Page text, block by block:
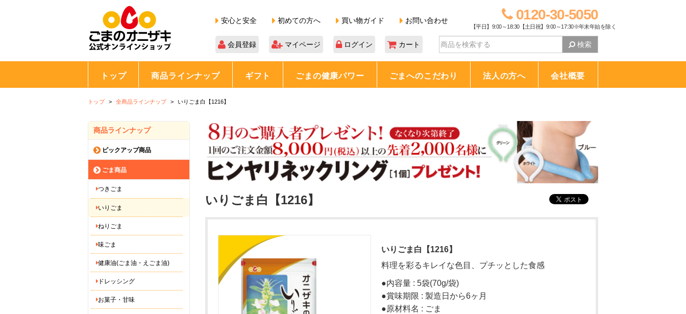
安心と安全 初めての方へ 買い物ガイド お問い合わせ 0120-30-5050
【平日】9:00～18:30【土日祝】9:00～17:30※年末年始を除く
会員登録 マイページ ログイン カート 検索
トップ 商品ラインナップ ギフト ごまの健康パワー ごまへのこだわり 法人の方へ 会社概要
トップ 全商品ラインナップ いりごま白【1216】
商品ラインナップ
ピックアップ商品
ごま商品
つきごま
いりごま
ねりごま
味ごま
健康油(ごま油・えごま油)
ドレッシング
お菓子・甘味
いりごま白【1216】
いりごま白【1216】
料理を彩るキレイな色目、プチッとした食感
●内容量 : 5袋(70g/袋)
●賞味期限 : 製造日から6ヶ月
●原材料名 : ごま